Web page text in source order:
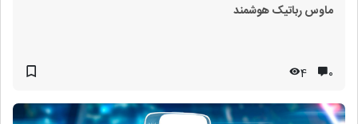
ماوس رباتیک هوشمند
۰ 4